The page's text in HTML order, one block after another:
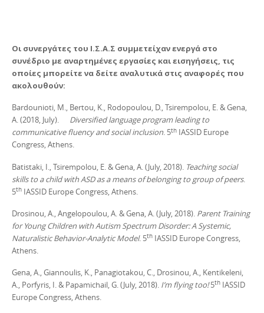
Οι συνεργάτες του Ι.Σ.Α.Σ συμμετείχαν ενεργά στο
συνέδριο με αναρτημένες εργασίες και εισηγήσεις, τις
οποίες μπορείτε να δείτε αναλυτικά στις αναφορές που
ακολουθούν:
Bardounioti, M., Bertou, K., Rodopoulou, D., Tsirempolou, E. & Gena,
A. (2018, July). Diversified language program leading to
communicative fluency and social inclusion. 5th IASSID Europe
Congress, Athens.
Batistaki, I., Tsirempolou, E. & Gena, A. (July, 2018). Teaching social
skills to a child with ASD as a means of belonging to group of peers.
5th IASSID Europe Congress, Athens.
Drosinou, A., Angelopoulou, A. & Gena, A. (July, 2018). Parent Training
for Young Children with Autism Spectrum Disorder: A Systemic,
Naturalistic Behavior-Analytic Model. 5th IASSID Europe Congress,
Athens.
Gena, A., Giannoulis, K., Panagiotakou, C., Drosinou, A., Kentikeleni,
A., Porfyris, I. & Papamichail, G. (July, 2018). I’m flying too!5th IASSID
Europe Congress, Athens.